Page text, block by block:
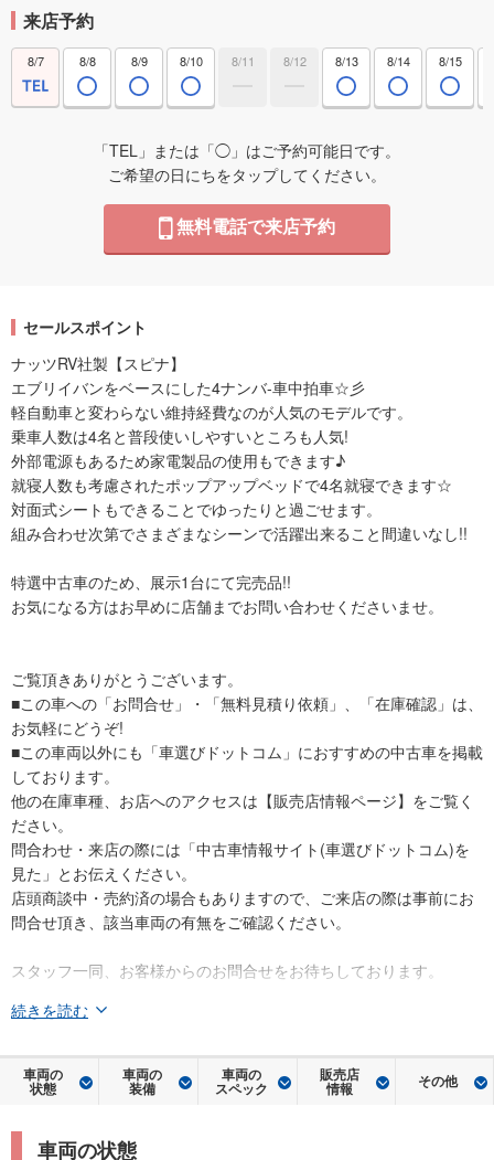
来店予約
8/7 8/8 8/9 8/10 8/11 8/12 8/13 8/14 8/15
「TEL」または「◯」はご予約可能日です。
ご希望の日にちをタップしてください。
無料電話で来店予約
セールスポイント
ナッツRV社製【スピナ】
エブリイバンをベースにした4ナンバ-車中拍車☆彡
軽自動車と変わらない維持経費なのが人気のモデルです。
乗車人数は4名と普段使いしやすいところも人気!
外部電源もあるため家電製品の使用もできます♪
就寝人数も考慮されたポップアップベッドで4名就寝できます☆
対面式シートもできることでゆったりと過ごせます。
組み合わせ次第でさまざまなシーンで活躍出来ること間違いなし!!
特選中古車のため、展示1台にて完売品!!
お気になる方はお早めに店舗までお問い合わせくださいませ。
ご覧頂きありがとうございます。
■この車への「お問合せ」・「無料見積り依頼」、「在庫確認」は、
お気軽にどうぞ!
■この車両以外にも「車選びドットコム」におすすめの中古車を掲載
しております。
他の在庫車種、お店へのアクセスは【販売店情報ページ】をご覧く
ださい。
問合わせ・来店の際には「中古車情報サイト(車選びドットコム)を
見た」とお伝えください。
店頭商談中・売約済の場合もありますので、ご来店の際は事前にお
問合せ頂き、該当車両の有無をご確認ください。
スタッフ一同、お客様からのお問合せをお待ちしております。
続きを読む
車両の
状態
車両の
装備
車両の
スペック
販売店
情報 その他
車両の状態